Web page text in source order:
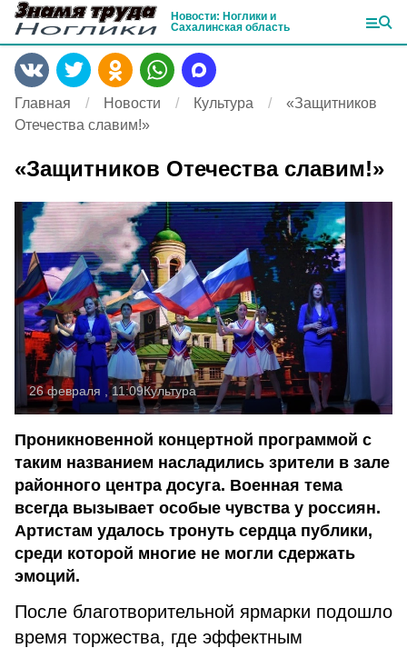
Новости: Ноглики и
Сахалинская область
Главная Новости Культура
«Защитников
Отечества славим!»
«Защитников Отечества славим!»
26 февраля , 11:09Культура
Проникновенной концертной программой с
таким названием насладились зрители в зале
районного центра досуга. Военная тема
всегда вызывает особые чувства у россиян.
Артистам удалось тронуть сердца публики,
среди которой многие не могли сдержать
эмоций.
После благотворительной ярмарки подошло
время торжества, где эффектным